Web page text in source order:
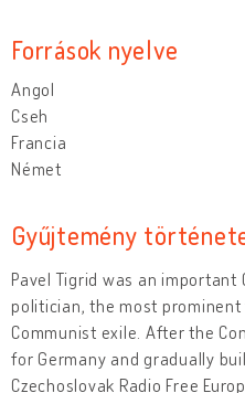
Források nyelve
Angol
Cseh
Francia
Német
Gyűjtemény
Pavel Tigrid was an
politician, the most
Communist exile. After the
for Germany and gradually
Czechoslovak Radio Free